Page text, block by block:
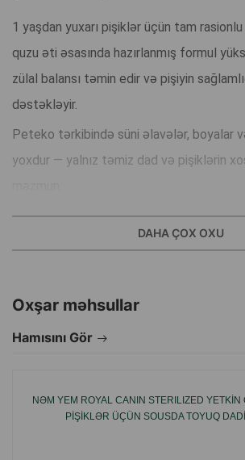
1 yaşdan yuxarı pişiklər üçün tam
quzu əti əsasında hazırlanmış formul
zülal balansı təmin edir və pişiyin
dəstəkləyir.
Peteko tərkibində süni əlavələr, boyalar
yoxdur — yalnız təmiz dad və pişiklərin
Gündəlik qidalanma üçün uyğundur, asan
heyvanı bütün vacib qida maddələri ilə
DAHA ÇOX OXU
Oxşar məhsullar
Hamısını Gör
NƏM YEM ROYAL CANIN STERILIZED YETKIN
PIŞIKLƏR ÜÇÜN SOUSDA TOYUQ